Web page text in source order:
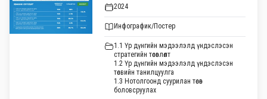
2024
Инфографик/Постер
1.1 Үр дүнгийн мэдээлэлд үндэслэсэн
стратегийн төсөвлөлт
1.2 Үр дүнгийн мэдээлэлд үндэслэсэн
төсвийн танилцуулга
1.3 Нотолгоонд суурилан төсөв
боловсруулах